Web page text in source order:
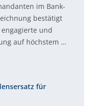
im Bank-
bestätigt
und
auf höchstem …
für